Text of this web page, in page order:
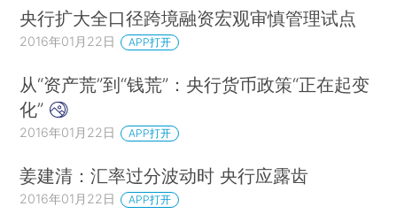
央行扩大全口径跨境融资宏观审慎管理试点
2016年01月22日 APP打开
从“资产荒”到“钱荒”：央行货币政策“正在起变
化”
2016年01月22日 APP打开
姜建清：汇率过分波动时 央行应露齿
2016年01月22日 APP打开